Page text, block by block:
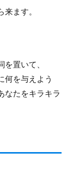
ます。
を置いて、
何を与えよう
なたをキラキラ